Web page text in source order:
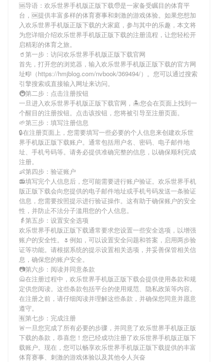
🆘导语： 欢乐世界手机版正版下载🧓是一家备受瞩目的体育平
台，🆗提供丰富多样的体育赛事和刺激的游戏体验。如果您想加
入欢乐世界手机版正版下载的大家庭，参与其中的乐趣，本文将
为您详细介绍欢乐世界手机版正版下载的注册流程，让您轻松开
启精彩的体育之旅。
🥤第一步：访问欢乐世界手机版正版下载官网
首先，打开您的浏览器，输入欢乐世界手机版正版下载的官方网
址🎼（https://hmjblog.com/nvbook/369494/）。您可以通过搜索
引擎搜索或直接输入网址来访问。
🚇第二步：点击注册按钮
一旦进入欢乐世界手机版正版下载官网，🏝您会在页面上找到一
个醒目的注册按钮。点击该按钮，您将被引导至注册页面。
🌱第三步：填写注册信息
🔒在注册页面上，您需要填写一些必要的个人信息来创建欢乐世
界手机版正版下载账户。通常包括用户名、密码、电子邮件地
址、手机号码等。请务必提供准确完整的信息，以确保顺利完成
注册。
👶第四步：验证账户
📻填写完个人信息后，您可能需要进行账户验证。 欢乐世界手机
版正版下载会向您提供的电子邮件地址或手机号码发送一条验证
信息，您需要按照提示进行验证操作。这有助于确保账户的安全
性，并防止不法分子滥用您的个人信息。
👵第五步：设置安全选项
欢乐世界手机版正版下载通常要求您设置一些安全选项，以增强
账户的安全性。🌷例如，可以设置安全问题和答案，启用两步验
证等功能。请根据系统的提示设置相关选项，并妥善保管相关信
息，确保您的账户安全。
📷第六步：阅读并同意条款
🙅在注册过程中， 欢乐世界手机版正版下载会提供使用条款和规
定供您阅读。这些条款包括平台的使用规范、隐私政策等内容。
在注册之前，请仔细阅读并理解这些条款，并确保您同意并愿意
遵守。
🈶第七步：完成注册
🚨一旦您完成了所有必要的步骤，并同意了欢乐世界手机版正版
下载的条款，恭喜您！您已经成功注册了欢乐世界手机版正版下
载账户。现在，您可以畅享欢乐世界手机版正版下载提供的丰富
体育赛事、刺激的游戏体验以及其他令人兴奋